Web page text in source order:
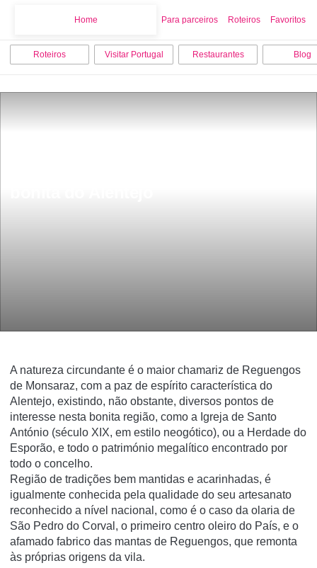
Home Para parceiros Roteiros Favoritos
Roteiros Visitar Portugal Restaurantes Blog
A natureza circundante é o maior chamariz de Reguengos
de Monsaraz, com a paz de espírito característica do
Alentejo, existindo, não obstante, diversos pontos de
interesse nesta bonita região, como a Igreja de Santo
António (século XIX, em estilo neogótico), ou a Herdade do
Esporão, e todo o património megalítico encontrado por
todo o concelho.
Região de tradições bem mantidas e acarinhadas, é
igualmente conhecida pela qualidade do seu artesanato
reconhecido a nível nacional, como é o caso da olaria de
São Pedro do Corval, o primeiro centro oleiro do País, e o
afamado fabrico das mantas de Reguengos, que remonta
às próprias origens da vila.